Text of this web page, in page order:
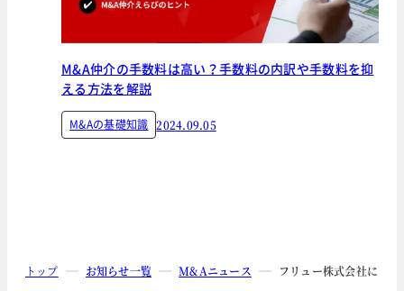
M&A仲介の手数料は高い？手数料の内訳や手数料を抑
える方法を解説
M&Aの基礎知識 2024.09.05
トップ お知らせ一覧 M&Aニュース フリュー株式会社にお